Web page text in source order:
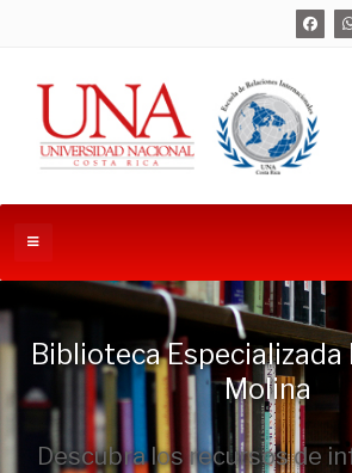
Biblioteca Especializada
Molina
Descubra los recursos de